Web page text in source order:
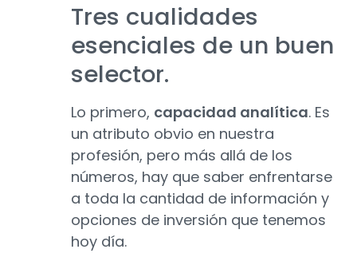
Tres cualidades
esenciales de un buen
selector.
Lo primero, capacidad analítica. Es
un atributo obvio en nuestra
profesión, pero más allá de los
números, hay que saber enfrentarse
a toda la cantidad de información y
opciones de inversión que tenemos
hoy día.